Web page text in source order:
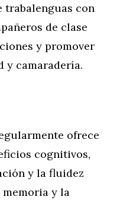
trabalenguas con
de clase
y promover
y camaradería.
ofrece
cognitivos,
y la fluidez
y la